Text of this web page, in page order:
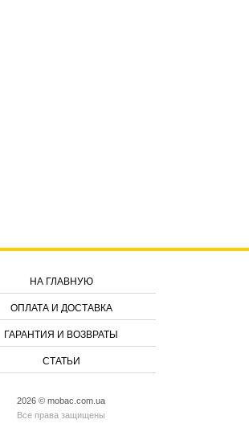
НА ГЛАВНУЮ
ОПЛАТА И ДОСТАВКА
ГАРАНТИЯ И ВОЗВРАТЫ
СТАТЬИ
2026 © mobac.com.ua
Все права защищены